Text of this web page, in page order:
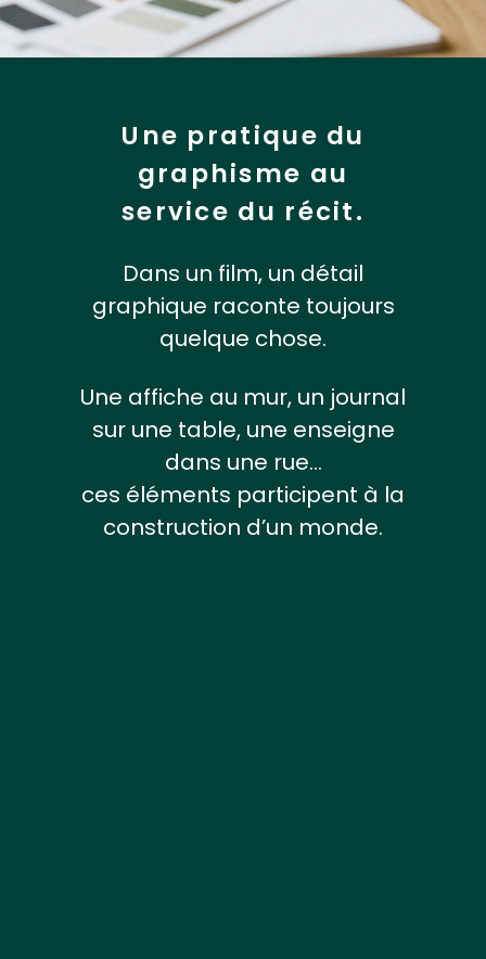
Une pratique du
graphisme au
service du récit.
Dans un film, un détail
graphique raconte toujours
quelque chose.
Une affiche au mur, un journal
sur une table, une enseigne
dans une rue…
ces éléments participent à la
construction d’un monde.